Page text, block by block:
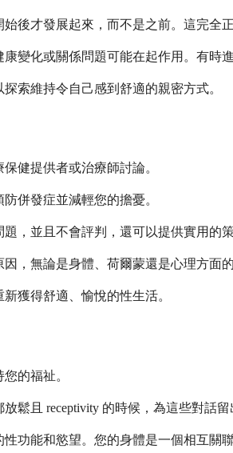
後才發展起來，而不是之前。這完全
變化或關係問題可能在起作用。有時
索維持令自己感到舒適的親密方式。
健提供者或治療師討論。
併發症並減輕您的擔憂。
，並且不會評判，還可以提供實用的策
，無論是身體、荷爾蒙還是心理方面的
獲得舒適、愉悅的性生活。
的福祉。
鬆且 receptivity 的時候，為這些對話留
功能和慾望。您的身體是一個相互關聯